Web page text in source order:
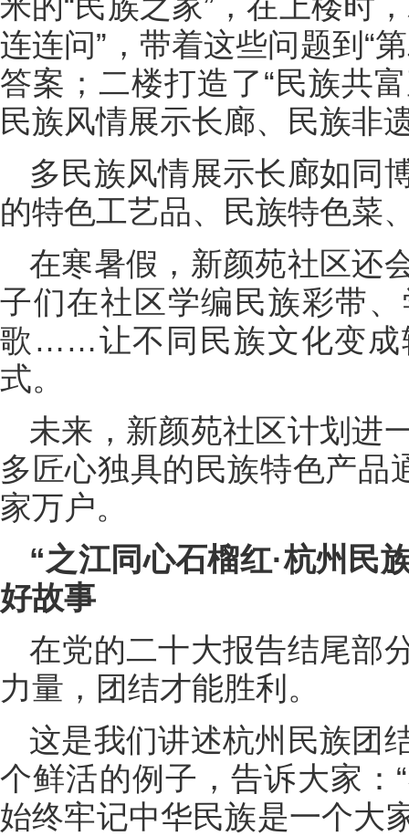
连连问”，带着这些问题到“
答案；二楼打造了“民族共
民族风情展示长廊、民族非
多民族风情展示长廊如同
的特色工艺品、民族特色菜
在寒暑假，新颜苑社区还
子们在社区学编民族彩带
歌……让不同民族文化变成
式。
未来，新颜苑社区计划进
多匠心独具的民族特色产品
家万户。
“之江同心石榴红·杭州民
好故事
在党的二十大报告结尾部
力量，团结才能胜利。
这是我们讲述杭州民族团
个鲜活的例子，告诉大家：
始终牢记中华民族是一个大